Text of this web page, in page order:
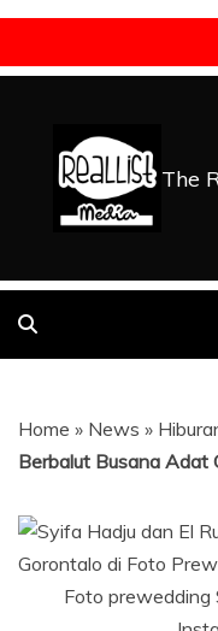
Skip
content
The
Home » News »
Berbalut Busana Adat
Foto prewedding